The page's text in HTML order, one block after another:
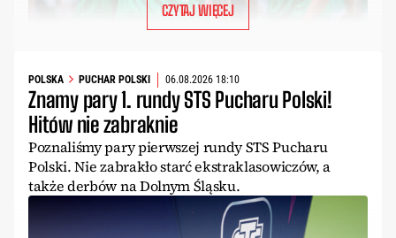
CZYTAJ WIĘCEJ
POLSKA PUCHAR POLSKI 06.08.2026 18:10
Znamy pary 1. rundy STS Pucharu Polski!
Hitów nie zabraknie
Poznaliśmy pary pierwszej rundy STS Pucharu
Polski. Nie zabrakło starć ekstraklasowiczów, a
także derbów na Dolnym Śląsku.